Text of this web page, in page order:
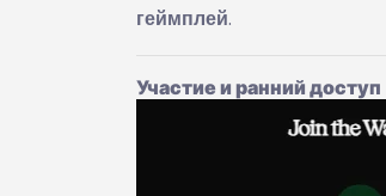
геймплей.
Участие и ранний доступ